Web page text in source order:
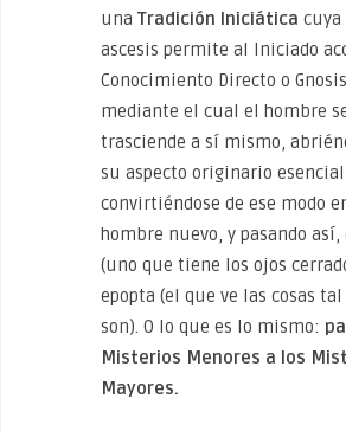
una Tradición Iniciática cuya
ascesis permite al Iniciado
Conocimiento Directo o
mediante el cual el hombre
trasciende a sí mismo,
su aspecto originario
convirtiéndose de ese modo
hombre nuevo, y pasando
(uno que tiene los ojos
epopta (el que ve las cosas tal
son). O lo que es lo mismo:
Misterios Menores a los
Mayores.